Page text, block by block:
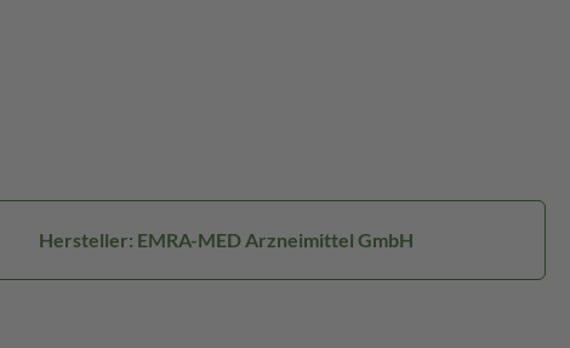
Hersteller: EMRA-MED Arzneimittel GmbH